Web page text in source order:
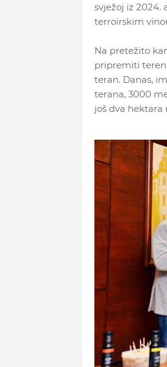
svježoj iz 2024.
terroirskim
Na pretežito
pripremiti
teran. Danas,
terana, 3000
još dva